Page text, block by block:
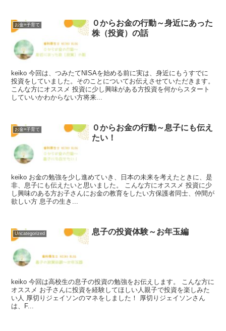
お金×子育て
０からお金の行動～身近にあった
株（投資）の話
keiko 今回は、つみたてNISAを始める前に実は、身近にもうすでに
投資をしていました。そのことについてお伝えさせていただきます。
こんな方にオススメ 投資に少し興味がある方投資を何からスタート
していいかわからない方将来...
お金×子育て
０からお金の行動～息子にも伝え
たい！
keiko お金の勉強を少し進めていき、日本の未来を考えたときに、是
非、息子にも伝えたいと思いました。 こんな方にオススメ 投資に少
し興味のある方お子さんにお金の教育をしたい方保護者同士、仲間が
欲しい方 息子の生き...
Uncategorized 息子の投資体験～お年玉編
keiko 今回は高校生の息子の投資の勉強をお伝えします。 こんな方に
オススメ お子さんに投資を経験してほしい人親子で投資を楽しみた
い人 厚切りジェイソンのマネをしました！ 厚切りジェイソンさん
は、F...